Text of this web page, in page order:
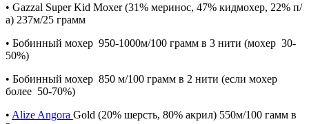
• Gazzal Super Kid Moxer(31% меринос, 47% кидмохер, 22% п/
а) 237м/25 грамм
• Бобинный мохер 950-1000м/100 грамм в 3 нити (мохер 30-
50%)
• Бобинный мохер 850 м/100 грамм в 2 нити (если мохер
более 50-70%)
• Alize Angora Gold (20% шерсть, 80% акрил) 550м/100 гамм в